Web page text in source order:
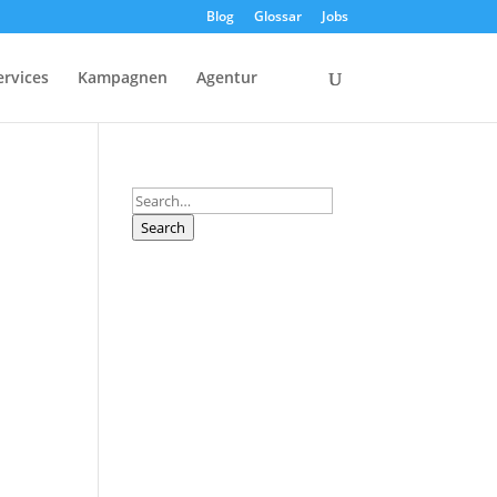
Blog Glossar Jobs
Kampagnen Agentur
Search
Search